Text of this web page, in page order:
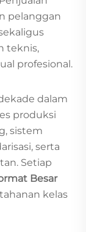
pelanggan
teknis,
profesional.
dalam
produksi
sistem
serta
Setiap
Besar
kelas